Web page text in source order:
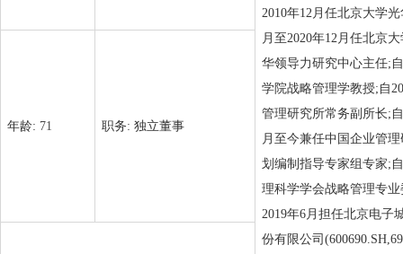
2010年12月任北京大学
月至2020年12月任北京
华领导力研究中心主任;
学院战略管理学教授;自
管理研究所常务副所长;
月至今兼任中国企业管
划编制指导专家组专家;
理科学学会战略管理专
2019年6月担任北京电子
份有限公司
年龄: 71 职务: 独立董事